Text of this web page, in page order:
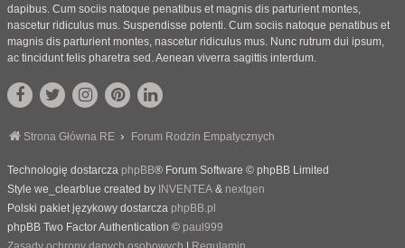
dapibus. Cum sociis natoque penatibus et magnis dis parturient montes,
nascetur ridiculus mus. Suspendisse potenti. Cum sociis natoque penatibus et
magnis dis parturient montes, nascetur ridiculus mus. Nunc rutrum dui ipsum,
ac tincidunt felis pharetra sed. Aenean viverra sagittis interdum.
Strona Główna RE Forum Rodzin Empatycznych
Technologię dostarcza phpBB® Forum Software © phpBB Limited
Style we_clearblue created by INVENTEA & nextgen
Polski pakiet językowy dostarcza phpBB.pl
phpBB Two Factor Authentication © paul999